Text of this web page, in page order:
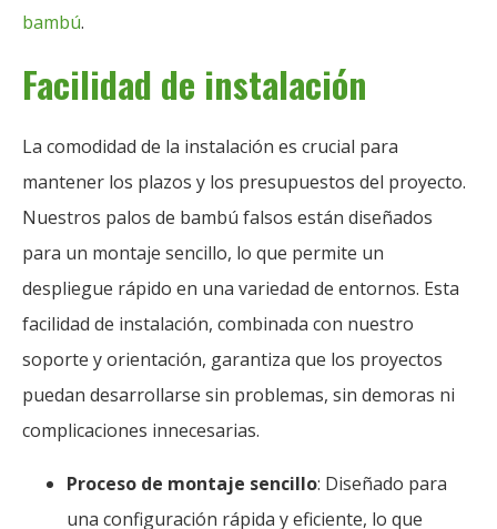
bambú.
Facilidad de instalación
La comodidad de la instalación es crucial para
mantener los plazos y los presupuestos del proyecto.
Nuestros palos de bambú falsos están diseñados
para un montaje sencillo, lo que permite un
despliegue rápido en una variedad de entornos. Esta
facilidad de instalación, combinada con nuestro
soporte y orientación, garantiza que los proyectos
puedan desarrollarse sin problemas, sin demoras ni
complicaciones innecesarias.
Proceso de montaje sencillo: Diseñado para
una configuración rápida y eficiente, lo que